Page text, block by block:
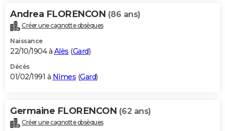
Andrea FLORENCON (86 ans)
Créer une cagnotte obsèques
Naissance
22/10/1904 à Alès (Gard)
Décès
01/02/1991 à Nîmes (Gard)
Germaine FLORENCON (62 ans)
Créer une cagnotte obsèques